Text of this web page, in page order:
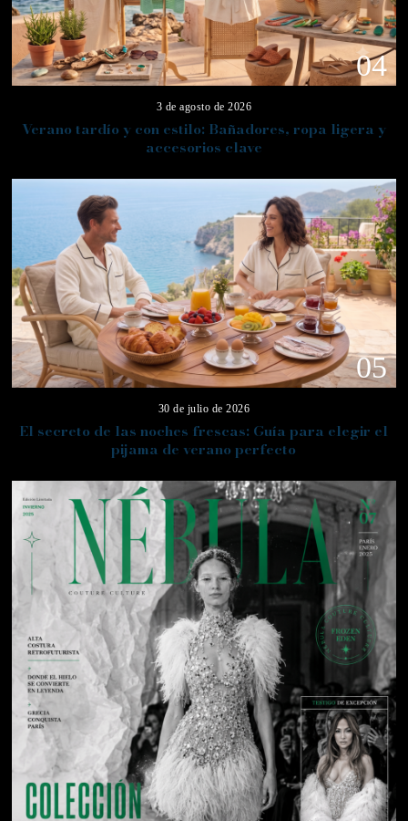
04
3 de agosto de 2026
Verano tardío y con estilo: Bañadores, ropa ligera y
accesorios clave
05
30 de julio de 2026
El secreto de las noches frescas: Guía para elegir el
pijama de verano perfecto